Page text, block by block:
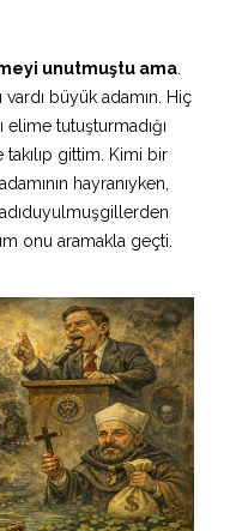
unutmuştu ama
büyük adamın. Hiç
elime tutuşturmadığı
gittim. Kimi bir
hayranıyken,
onu aramakla geçti.